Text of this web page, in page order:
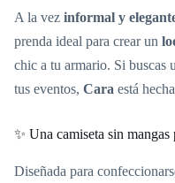
A la vez informal y
prenda ideal para crear un
chic a tu armario. Si buscas
tus eventos, Cara está
✨ Una camiseta sin
Diseñada para